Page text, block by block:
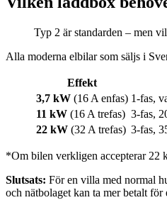
Typ 2 är standarden – men
Alla moderna elbilar som säljs i
Effekt
3,7 kW (16 A enfas) 1-fas,
11 kW (16 A trefas) 3-fas,
22 kW (32 A trefas) 3-fas,
*Om bilen verkligen accepterar 22
Slutsats: För en villa med normal
och nätbolaget kan ta mer betalt för